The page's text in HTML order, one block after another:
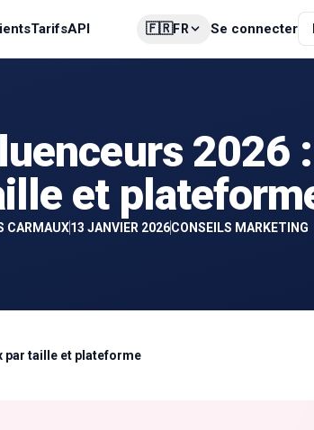
TarifsAPI 🇫🇷FR Se connecter
2026
et
CARMAUX13 JANVIER 2026CONSEILS MARKETING
par taille et plateforme